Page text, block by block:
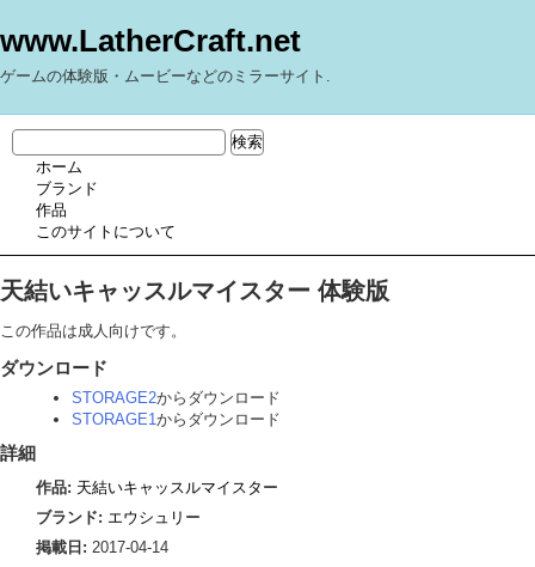
www.LatherCraft.net
ゲームの体験版・ムービーなどのミラーサイト.
ホーム
ブランド
作品
このサイトについて
天結いキャッスルマイスター 体験版
この作品は成人向けです。
ダウンロード
STORAGE2からダウンロード
STORAGE1からダウンロード
詳細
作品: 天結いキャッスルマイスター
ブランド: エウシュリー
掲載日: 2017-04-14